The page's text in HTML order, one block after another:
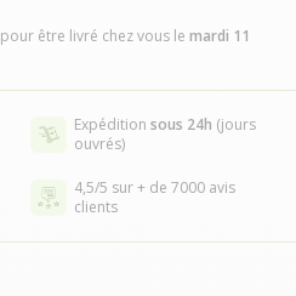
pour être livré chez vous le mardi 11
Expédition sous 24h (jours
ouvrés)
4,5/5 sur + de 7000 avis
clients